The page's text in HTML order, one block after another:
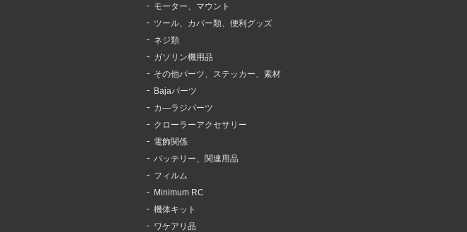
モーター、マウント
ツール、カバー類、便利グッズ
ネジ類
ガソリン機用品
その他パーツ、ステッカー、素材
Bajaパーツ
カ―ラジパーツ
クローラーアクセサリー
電飾関係
バッテリー、関連用品
フィルム
Minimum RC
機体キット
ワケアリ品